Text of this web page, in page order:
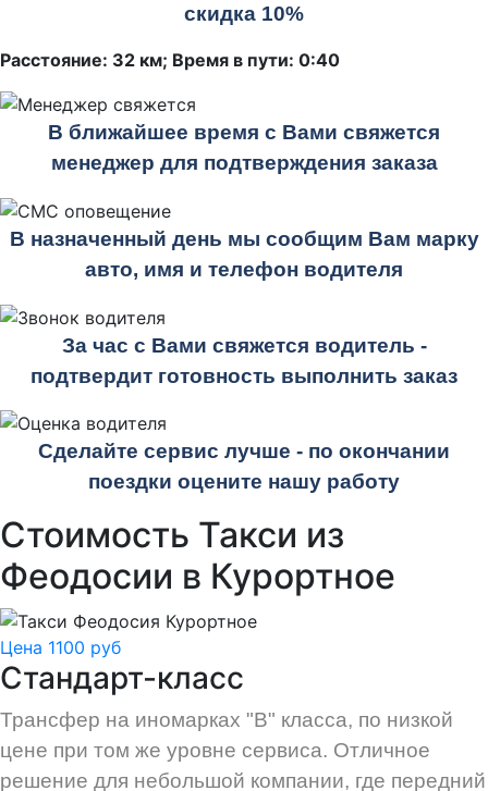
скидка 10%
Расстояние: 32 км; Время в пути: 0:40
В ближайшее время с Вами свяжется
менеджер для подтверждения заказа
В назначенный день мы сообщим Вам марку
авто, имя и телефон водителя
За час с Вами свяжется водитель -
подтвердит готовность выполнить заказ
Сделайте сервис лучше - по окончании
поездки оцените нашу работу
Стоимость Такси из
Феодосии в Курортное
Цена 1100 руб
Стандарт-класс
Трансфер на иномарках "В" класса, по низкой
цене при том же уровне сервиса. Отличное
решение для небольшой компании, где передний